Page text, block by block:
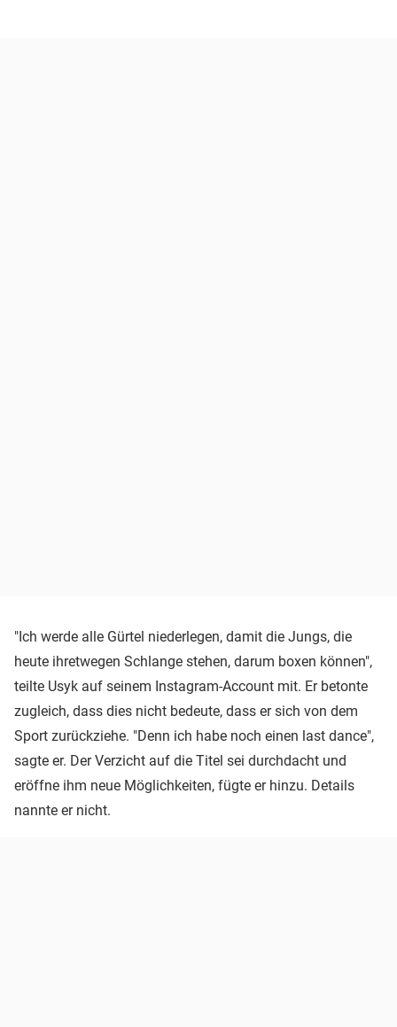
"Ich werde alle Gürtel niederlegen, damit die Jungs, die
heute ihretwegen Schlange stehen, darum boxen können",
teilte Usyk auf seinem Instagram-Account mit. Er betonte
zugleich, dass dies nicht bedeute, dass er sich von dem
Sport zurückziehe. "Denn ich habe noch einen last dance",
sagte er. Der Verzicht auf die Titel sei durchdacht und
eröffne ihm neue Möglichkeiten, fügte er hinzu. Details
nannte er nicht.